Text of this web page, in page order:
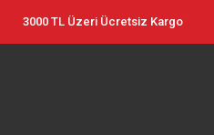
3000 TL Üzeri Ücretsiz Kargo